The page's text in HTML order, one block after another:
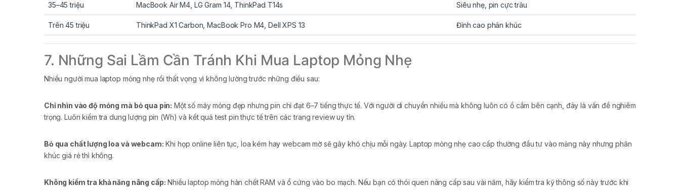
35–45 triệu MacBook Air M4, LG Gram 14, ThinkPad T14s Siêu nhẹ, pin cực trâu
Trên 45 triệu ThinkPad X1 Carbon, MacBook Pro M4, Dell XPS 13 Đỉnh cao phân khúc
7. Những Sai Lầm Cần Tránh Khi Mua Laptop Mỏng Nhẹ
Nhiều người mua laptop mỏng nhẹ rồi thất vọng vì không lường trước những điều sau:
Chỉ nhìn vào độ mỏng mà bỏ qua pin: Một số máy mỏng đẹp nhưng pin chỉ đạt 6–7 tiếng thực tế. Với người di chuyển nhiều mà không luôn có ổ cắm bên cạnh, đây là vấn đề nghiêm
trọng. Luôn kiểm tra dung lượng pin (Wh) và kết quả test pin thực tế trên các trang review uy tín.
Bỏ qua chất lượng loa và webcam: Khi họp online liên tục, loa kém hay webcam mờ sẽ gây khó chịu mỗi ngày. Laptop mỏng nhẹ cao cấp thường đầu tư vào mảng này nhưng phân
khúc giá rẻ thì không.
Không kiểm tra khả năng nâng cấp: Nhiều laptop mỏng hàn chết RAM và ổ cứng vào bo mạch. Nếu bạn có thói quen nâng cấp sau vài năm, hãy kiểm tra kỹ thông số này trước khi